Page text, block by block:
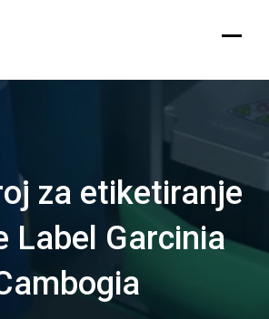
za etiketiranje
Label Garcinia